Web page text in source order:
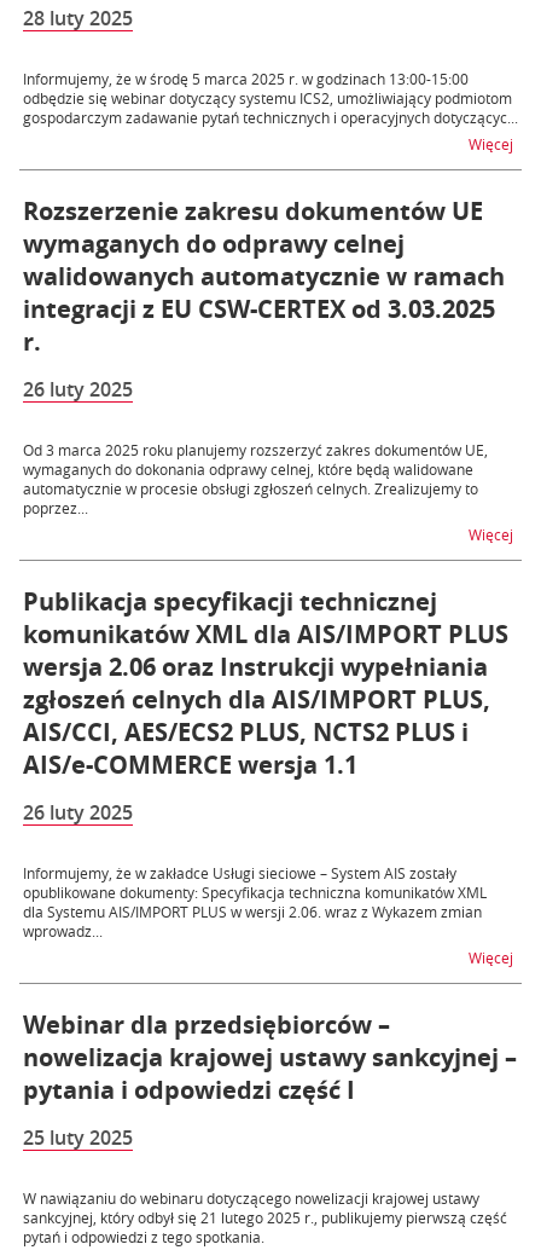
28 luty 2025
Informujemy, że w środę 5 marca 2025 r. w godzinach 13:00-15:00
odbędzie się webinar dotyczący systemu ICS2, umożliwiający podmiotom
gospodarczym zadawanie pytań technicznych i operacyjnych dotyczącyc...
Więcej
Rozszerzenie zakresu dokumentów UE
wymaganych do odprawy celnej
walidowanych automatycznie w ramach
integracji z EU CSW-CERTEX od 3.03.2025
r.
26 luty 2025
Od 3 marca 2025 roku planujemy rozszerzyć zakres dokumentów UE,
wymaganych do dokonania odprawy celnej, które będą walidowane
automatycznie w procesie obsługi zgłoszeń celnych. Zrealizujemy to
poprzez...
Więcej
Publikacja specyfikacji technicznej
komunikatów XML dla AIS/IMPORT PLUS
wersja 2.06 oraz Instrukcji wypełniania
zgłoszeń celnych dla AIS/IMPORT PLUS,
AIS/CCI, AES/ECS2 PLUS, NCTS2 PLUS i
AIS/e-COMMERCE wersja 1.1
26 luty 2025
Informujemy, że w zakładce Usługi sieciowe – System AIS zostały
opublikowane dokumenty: Specyfikacja techniczna komunikatów XML
dla Systemu AIS/IMPORT PLUS w wersji 2.06. wraz z Wykazem zmian
wprowadz...
Więcej
Webinar dla przedsiębiorców –
nowelizacja krajowej ustawy sankcyjnej –
pytania i odpowiedzi część I
25 luty 2025
W nawiązaniu do webinaru dotyczącego nowelizacji krajowej ustawy
sankcyjnej, który odbył się 21 lutego 2025 r., publikujemy pierwszą część
pytań i odpowiedzi z tego spotkania.